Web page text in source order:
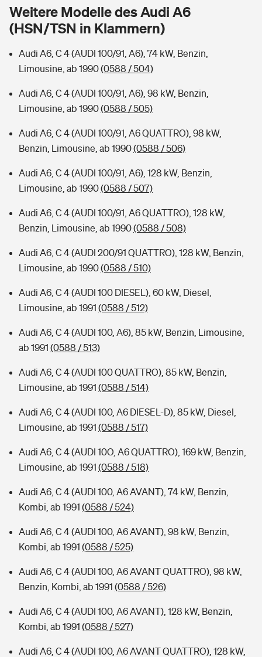
Tools
Wer versichert was: Jetzt Versicherer finden
Sie haben Fragen?
Handyversicherung
Musikinstrumentenversicherung
Zur Übersicht
Tools
Kinderunfall-Check: Mehr Sicherheit für deine Kids
Typklassen: So ist Ihr Auto eingestuft
Sie haben Fragen?
Rentenrechner: Wie viel Geld bekomme ich im Alter?
Weitere Modelle des Audi A6
(HSN/TSN in Klammern)
Audi A6, C 4 (AUDI 100/91, A6), 74 kW, Benzin,
Limousine, ab 1990(0588 / 504)
Audi A6, C 4 (AUDI 100/91, A6), 98 kW, Benzin,
Limousine, ab 1990(0588 / 505)
Audi A6, C 4 (AUDI 100/91, A6 QUATTRO), 98 kW,
Benzin, Limousine, ab 1990(0588 / 506)
Audi A6, C 4 (AUDI 100/91, A6), 128 kW, Benzin,
Limousine, ab 1990(0588 / 507)
Audi A6, C 4 (AUDI 100/91, A6 QUATTRO), 128 kW,
Benzin, Limousine, ab 1990(0588 / 508)
Audi A6, C 4 (AUDI 200/91 QUATTRO), 128 kW, Benzin,
Limousine, ab 1990(0588 / 510)
Audi A6, C 4 (AUDI 100 DIESEL), 60 kW, Diesel,
Limousine, ab 1991 (0588 / 512)
Audi A6, C 4 (AUDI 100, A6), 85 kW, Benzin, Limousine,
ab 1991 (0588 / 513)
Audi A6, C 4 (AUDI 100 QUATTRO), 85 kW, Benzin,
Limousine, ab 1991 (0588 / 514)
Audi A6, C 4 (AUDI 100, A6 DIESEL-D), 85 kW, Diesel,
Limousine, ab 1991 (0588 / 517)
Audi A6, C 4 (AUDI 10O, A6 QUATTRO), 169 kW, Benzin,
Limousine, ab 1991 (0588 / 518)
Audi A6, C 4 (AUDI 100, A6 AVANT), 74 kW, Benzin,
Kombi, ab 1991 (0588 / 524)
Audi A6, C 4 (AUDI 100, A6 AVANT), 98 kW, Benzin,
Kombi, ab 1991 (0588 / 525)
Audi A6, C 4 (AUDI 100, A6 AVANT QUATTRO), 98 kW,
Benzin, Kombi, ab 1991 (0588 / 526)
Audi A6, C 4 (AUDI 100, A6 AVANT), 128 kW, Benzin,
Kombi, ab 1991 (0588 / 527)
Audi A6, C 4 (AUDI 100, A6 AVANT QUATTRO), 128 kW,